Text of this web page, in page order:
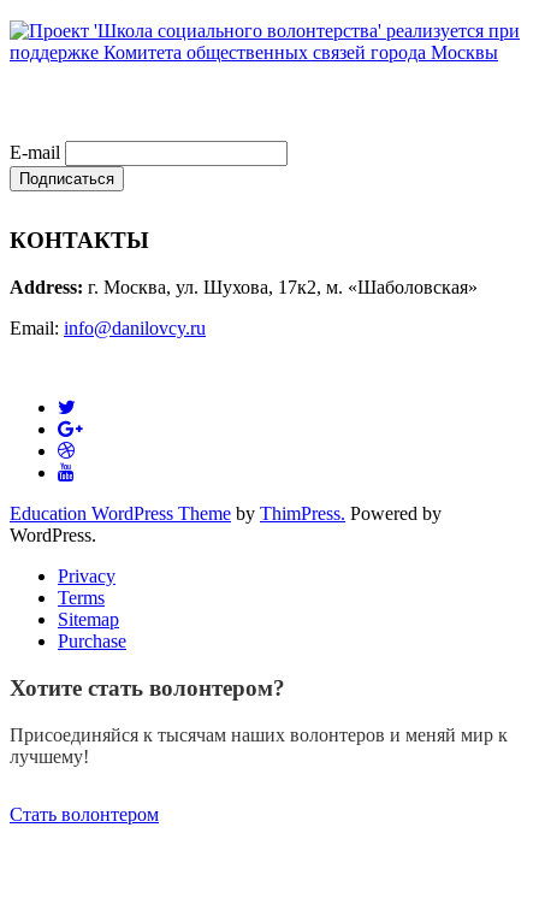
E-mail
КОНТАКТЫ
Address: г. Москва, ул. Шухова, 17к2, м. «Шаболовская»
Email: info@danilovcy.ru
Education WordPress Theme by ThimPress. Powered by
WordPress.
Privacy
Terms
Sitemap
Purchase
Хотите стать волонтером?
Присоединяйся к тысячам наших волонтеров и меняй мир к
лучшему!
Стать волонтером